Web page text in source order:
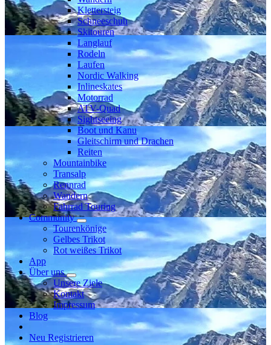
Klettersteig
Schneeschuh
Skitouren
Langlauf
Rodeln
Laufen
Nordic Walking
Inlineskates
Motorrad
ATV-Quad
Sightseeing
Boot und Kanu
Gleitschirm und Drachen
Reiten
Mountainbike
Transalp
Rennrad
Wandern
Fahrrad Touring
Community
Tourenkönige
Gelbes Trikot
Rot weißes Trikot
App
Über uns
Unsere Ziele
Kontakt
Impressum
Blog
Neu Registrieren